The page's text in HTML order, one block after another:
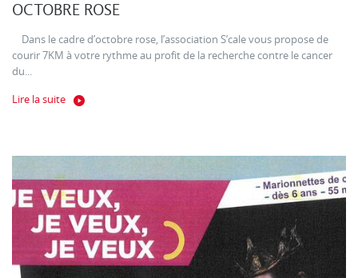
OCTOBRE ROSE
Dans le cadre d’octobre rose, l’association S’cale vous propose de
courir 7KM à votre rythme au profit de la recherche contre le cancer
du...
Lire la suite